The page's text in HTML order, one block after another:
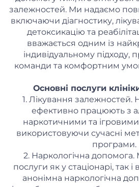
залежностей. Ми надаємо
включаючи діагностику,
детоксикацію та
вважається одним із
індивідуальному підходу,
команди та комфортним
Основні послуги
1. Лікування залежностей.
ефективно працюють з
наркотичними та
використовуючи сучасні
програми.
2. Наркологічна
послуги як у стаціонарі, так
анонімна наркологічна